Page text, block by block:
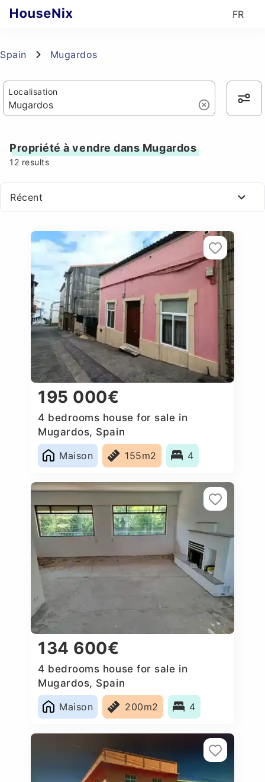
FR
Spain Mugardos
Localisation
Propriété à vendre dans Mugardos
12 results
Récent
195 000€
4 bedrooms house for sale in
Mugardos, Spain
Maison
155m2 4
134 600€
4 bedrooms house for sale in
Mugardos, Spain
Maison
200m2 4